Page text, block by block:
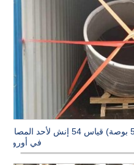
الأكواع الفولاذية (ستانلس ستيل 54 بوصة) قياس 54 إنش لأحد المصانع
في أوروبا